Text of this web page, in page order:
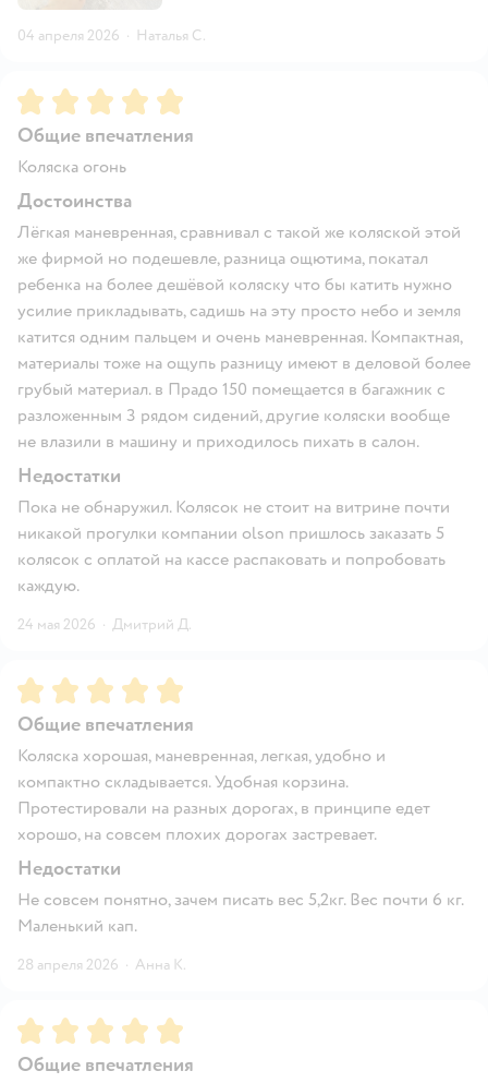
04 апреля 2026 · Наталья С.
Рейтинг:5
Общие впечатления
Коляска огонь
Достоинства
Лёгкая маневренная, сравнивал с такой же коляской этой
же фирмой но подешевле, разница ощютима, покатал
ребенка на более дешёвой коляску что бы катить нужно
усилие прикладывать, садишь на эту просто небо и земля
катится одним пальцем и очень маневренная. Компактная,
материалы тоже на ощупь разницу имеют в деловой более
грубый материал. в Прадо 150 помещается в багажник с
разложенным 3 рядом сидений, другие коляски вообще
не влазили в машину и приходилось пихать в салон.
Недостатки
Пока не обнаружил. Колясок не стоит на витрине почти
никакой прогулки компании olson пришлось заказать 5
колясок с оплатой на кассе распаковать и попробовать
каждую.
24 мая 2026 · Дмитрий Д.
Рейтинг:5
Общие впечатления
Коляска хорошая, маневренная, легкая, удобно и
компактно складывается. Удобная корзина.
Протестировали на разных дорогах, в принципе едет
хорошо, на совсем плохих дорогах застревает.
Недостатки
Не совсем понятно, зачем писать вес 5,2кг. Вес почти 6 кг.
Маленький кап.
28 апреля 2026 · Анна К.
Рейтинг:5
Общие впечатления